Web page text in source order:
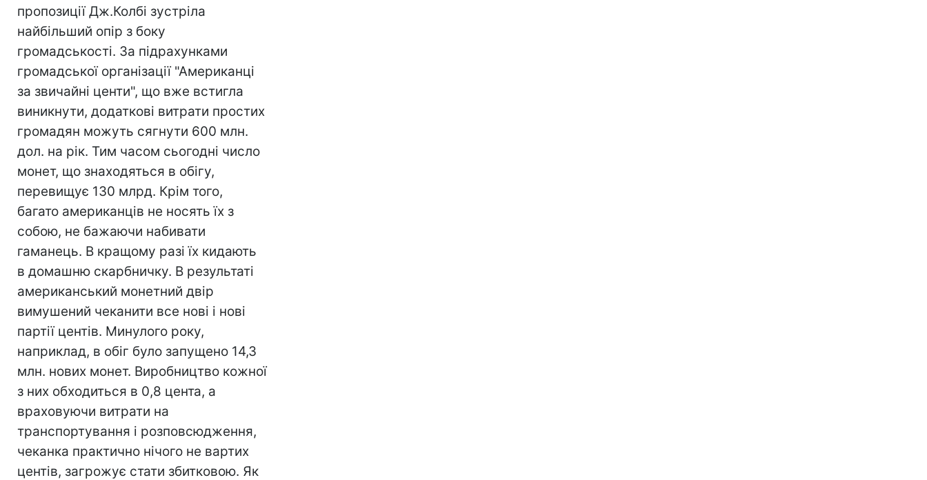
пропозиції Дж.Колбі зустріла
найбільший опір з боку
громадськості. За підрахунками
громадської організації "Американці
за звичайні центи", що вже встигла
виникнути, додаткові витрати простих
громадян можуть сягнути 600 млн.
дол. на рік. Тим часом сьогодні число
монет, що знаходяться в обігу,
перевищує 130 млрд. Крім того,
багато американців не носять їх з
собою, не бажаючи набивати
гаманець. В кращому разі їх кидають
в домашню скарбничку. В результаті
американський монетний двір
вимушений чеканити все нові і нові
партії центів. Минулого року,
наприклад, в обіг було запущено 14,3
млн. нових монет. Виробництво кожної
з них обходиться в 0,8 цента, а
враховуючи витрати на
транспортування і розповсюдження,
чеканка практично нічого не вартих
центів, загрожує стати збитковою. Як